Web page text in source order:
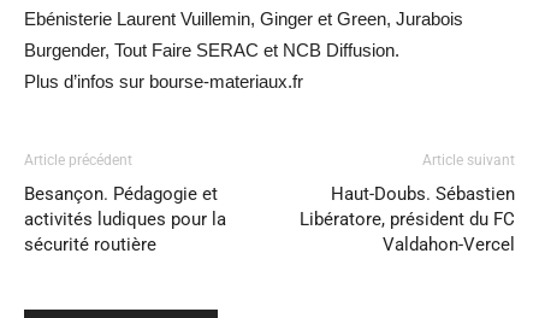
Ebénisterie Laurent Vuillemin, Ginger et Green, Jurabois
Burgender, Tout Faire SERAC et NCB Diffusion.
Plus d’infos sur bourse-materiaux.fr
Article précédent
Besançon. Pédagogie et
activités ludiques pour la
sécurité routière
Article suivant
Haut-Doubs. Sébastien
Libératore, président du FC
Valdahon-Vercel